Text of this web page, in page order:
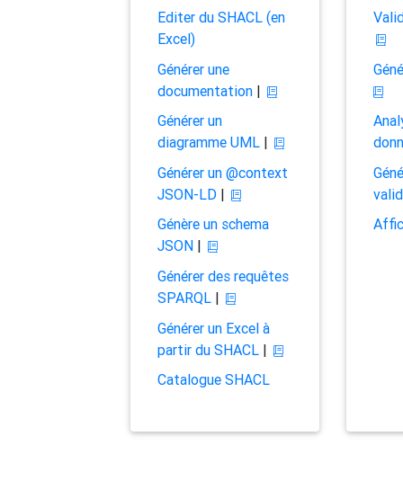
Editer du SHACL (en
Excel)
Générer une
documentation|
Générer un
diagramme UML|
Générer un @context
JSON-LD|
Génère un schema
JSON|
Générer des requêtes
SPARQL|
Générer un Excel à
partir du SHACL|
Catalogue SHACL